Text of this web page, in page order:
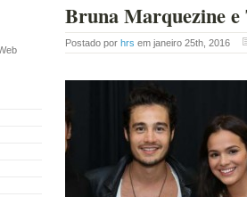
Bruna Marquezine e
Postado por hrs em janeiro 25th, 2016